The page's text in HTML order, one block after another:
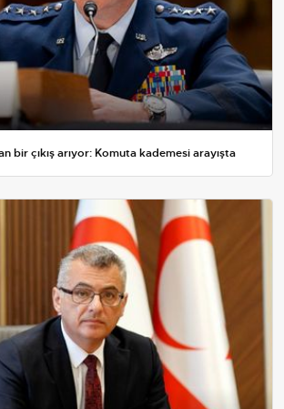
bir çıkış arıyor: Komuta kademesi arayışta